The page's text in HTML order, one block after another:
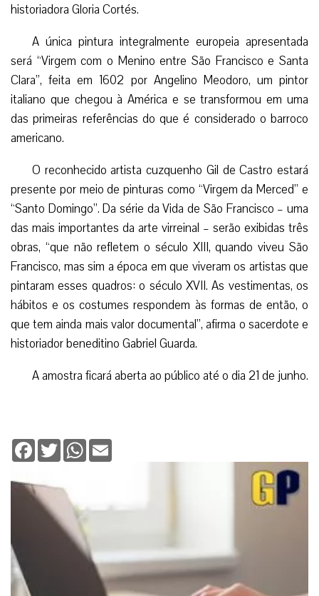
historiadora Gloria Cortés.
A única pintura integralmente europeia apresentada
será “Virgem com o Menino entre São Francisco e Santa
Clara”, feita em 1602 por Angelino Meodoro, um pintor
italiano que chegou à América e se transformou em uma
das primeiras referências do que é considerado o barroco
americano.
O reconhecido artista cuzquenho Gil de Castro estará
presente por meio de pinturas como “Virgem da Merced” e
“Santo Domingo”. Da série da Vida de São Francisco – uma
das mais importantes da arte virreinal – serão exibidas três
obras, “que não refletem o século XIII, quando viveu São
Francisco, mas sim a época em que viveram os artistas que
pintaram esses quadros: o século XVII. As vestimentas, os
hábitos e os costumes respondem às formas de então, o
que tem ainda mais valor documental”, afirma o sacerdote e
historiador beneditino Gabriel Guarda.
A amostra ficará aberta ao público até o dia 21 de junho.
Facebook
TwitterWhatsApp